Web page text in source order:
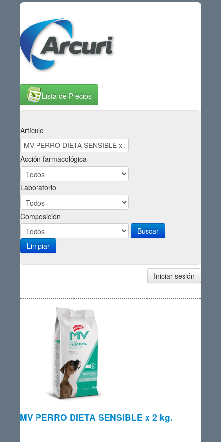
Lista de Precios
Artículo
Acción farmacológica
Laboratorio
Composición
Limpiar
Iniciar sesión
MV PERRO DIETA SENSIBLE x 2 kg.